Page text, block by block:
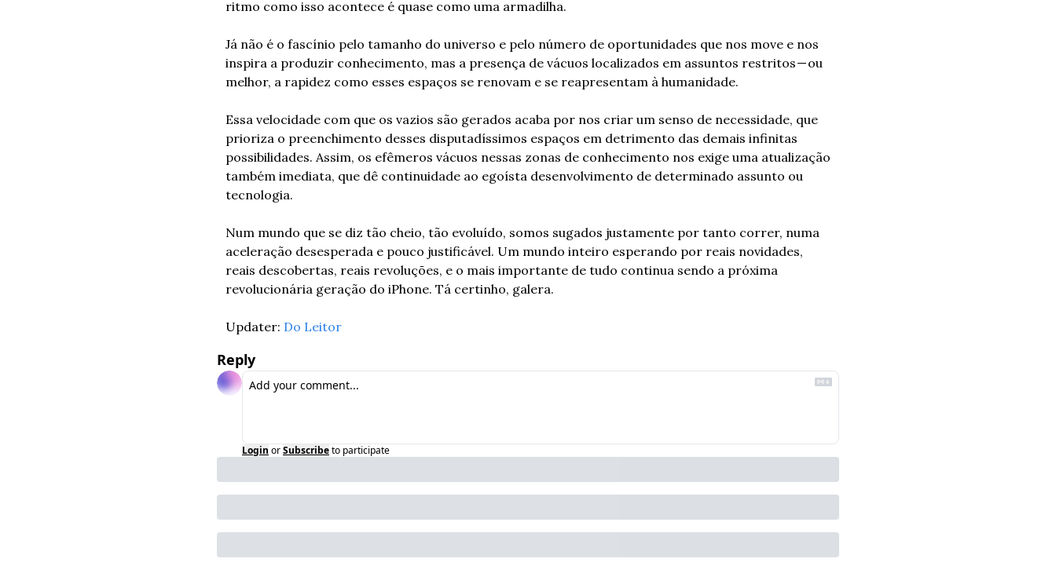
ritmo como isso acontece é quase como uma armadilha.
Já não é o fascínio pelo tamanho do universo e pelo número de oportunidades que nos move e nos
inspira a produzir conhecimento, mas a presença de vácuos localizados em assuntos restritos — ou
melhor, a rapidez como esses espaços se renovam e se reapresentam à humanidade.
Essa velocidade com que os vazios são gerados acaba por nos criar um senso de necessidade, que
prioriza o preenchimento desses disputadíssimos espaços em detrimento das demais infinitas
possibilidades. Assim, os efêmeros vácuos nessas zonas de conhecimento nos exige uma atualização
também imediata, que dê continuidade ao egoísta desenvolvimento de determinado assunto ou
tecnologia.
Num mundo que se diz tão cheio, tão evoluído, somos sugados justamente por tanto correr, numa
aceleração desesperada e pouco justificável. Um mundo inteiro esperando por reais novidades,
reais descobertas, reais revoluções, e o mais importante de tudo continua sendo a próxima
revolucionária geração do iPhone. Tá certinho, galera.
Updater: Do Leitor
Reply
Login orSubscribeto participate